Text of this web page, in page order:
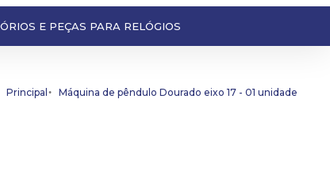
E PEÇAS PARA RELÓGIOS
Principal Máquina de pêndulo Dourado eixo 17 - 01 unidade